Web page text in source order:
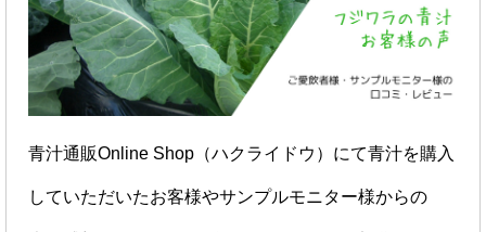
青汁通販Online Shop（ハクライドウ）にて青汁を購入
していただいたお客様やサンプルモニター様からの